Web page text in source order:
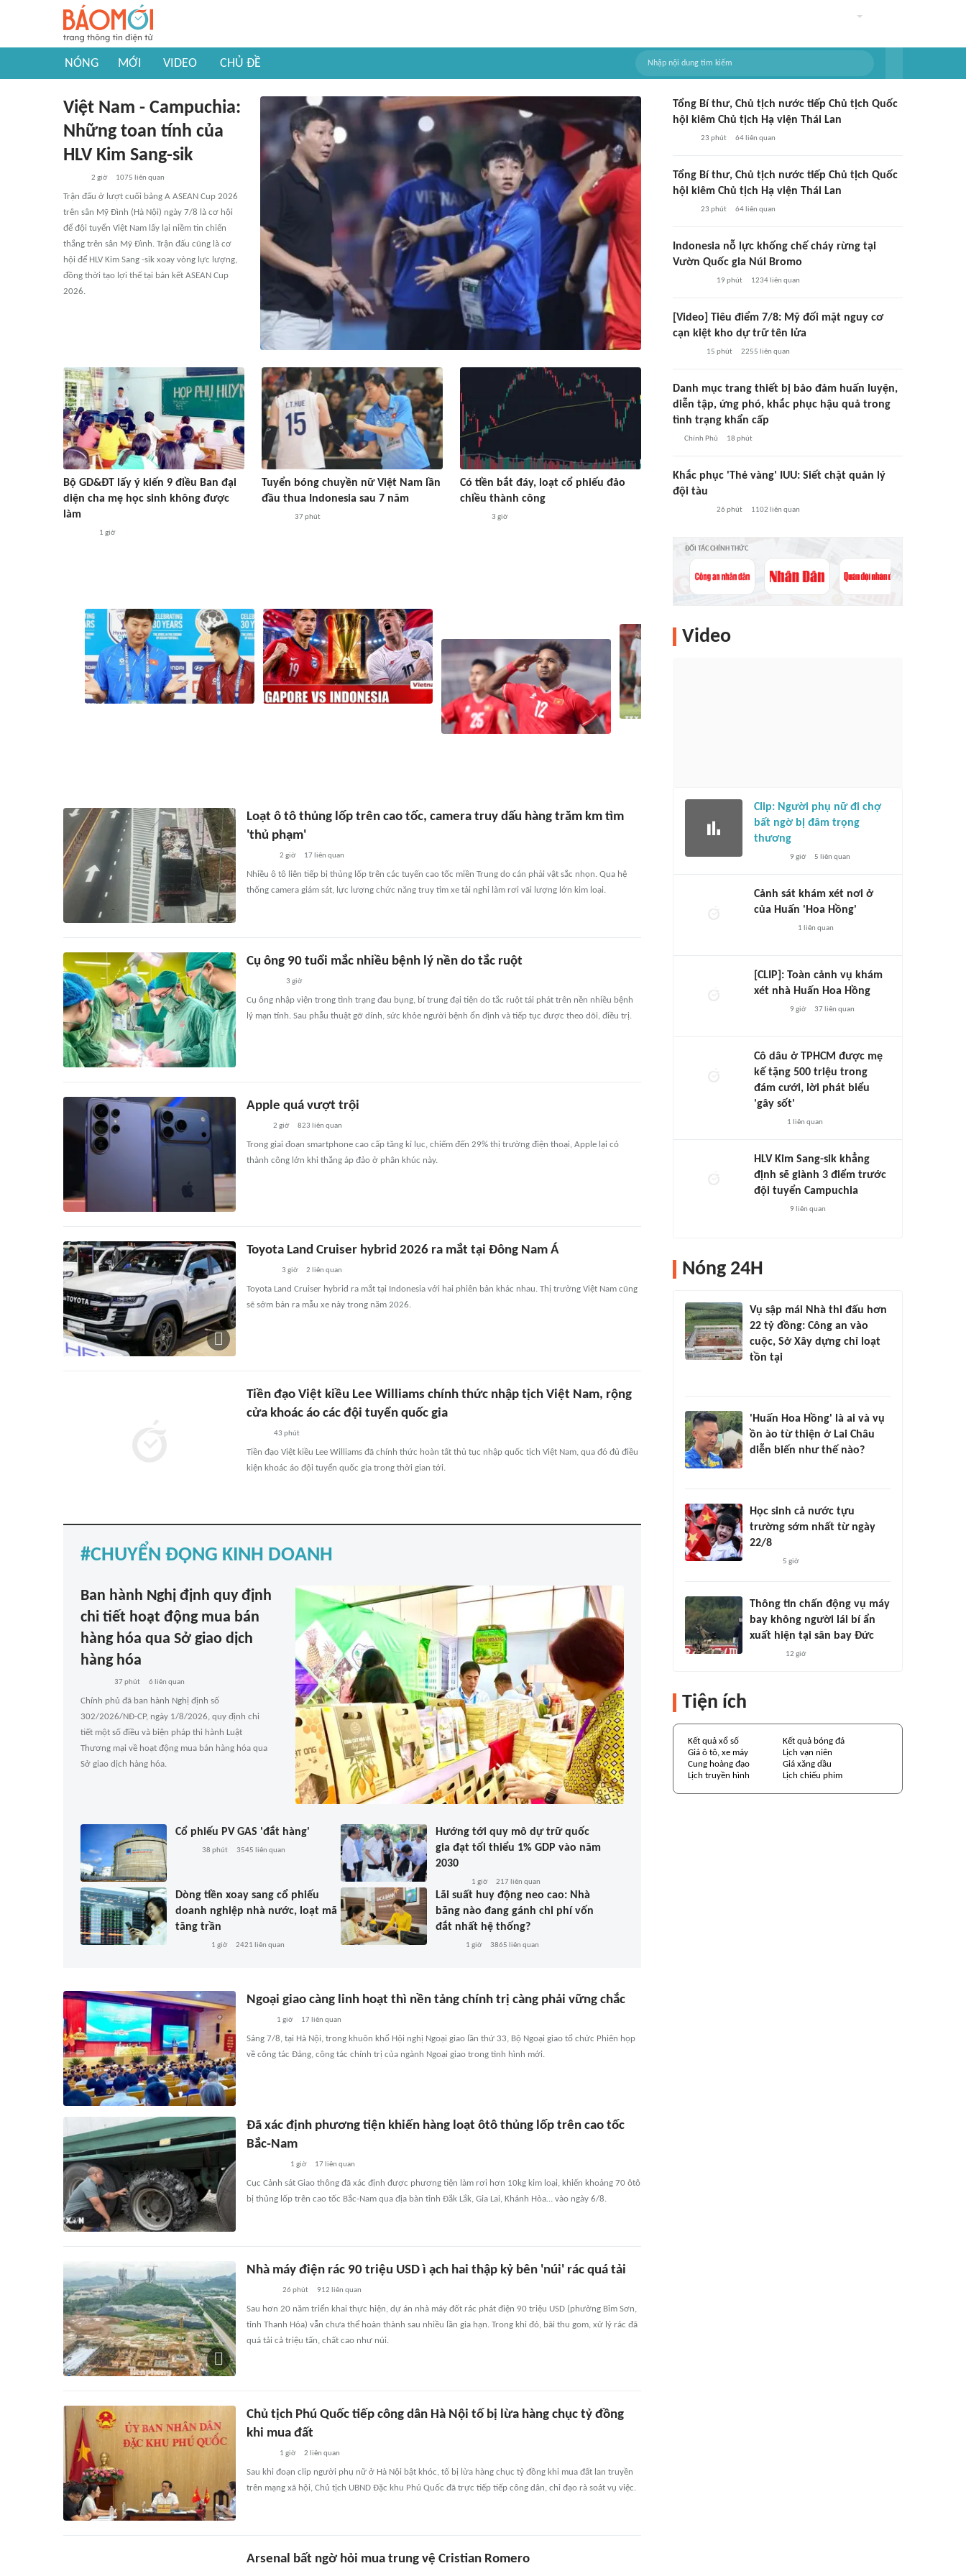
NÓNG MỚI VIDEO CHỦ ĐỀ
Việt Nam - Campuchia:
Những toan tính của
HLV Kim Sang-sik
2 giờ 1075 liên quan
Trận đấu ở lượt cuối bảng A ASEAN Cup 2026
trên sân Mỹ Đình (Hà Nội) ngày 7/8 là cơ hội
để đội tuyển Việt Nam lấy lại niềm tin chiến
thắng trên sân Mỹ Đình. Trận đấu cũng là cơ
hội để HLV Kim Sang -sik xoay vòng lực lượng,
đồng thời tạo lợi thế tại bán kết ASEAN Cup
2026.
Bộ GD&ĐT lấy ý kiến 9 điều Ban đại
diện cha mẹ học sinh không được
làm
1 giờ
Tuyển bóng chuyền nữ Việt Nam lần
đầu thua Indonesia sau 7 năm
37 phút
Có tiền bắt đáy, loạt cổ phiếu đảo
chiều thành công
3 giờ
Loạt ô tô thủng lốp trên cao tốc, camera truy dấu hàng trăm km tìm
'thủ phạm'
2 giờ 17liên quan
Nhiều ô tô liên tiếp bị thủng lốp trên các tuyến cao tốc miền Trung do cán phải vật sắc nhọn. Qua hệ
thống camera giám sát, lực lượng chức năng truy tìm xe tải nghi làm rơi vãi lượng lớn kim loại.
Cụ ông 90 tuổi mắc nhiều bệnh lý nền do tắc ruột
3 giờ
Cụ ông nhập viện trong tình trạng đau bụng, bí trung đại tiện do tắc ruột tái phát trên nền nhiều bệnh
lý mạn tính. Sau phẫu thuật gỡ dính, sức khỏe người bệnh ổn định và tiếp tục được theo dõi, điều trị.
Apple quá vượt trội
2 giờ 823 liên quan
Trong giai đoạn smartphone cao cấp tăng kỉ lục, chiếm đến 29% thị trường điện thoại, Apple lại có
thành công lớn khi thắng áp đảo ở phân khúc này.
Toyota Land Cruiser hybrid 2026 ra mắt tại Đông Nam Á
3 giờ 2 liên quan
Toyota Land Cruiser hybrid ra mắt tại Indonesia với hai phiên bản khác nhau. Thị trường Việt Nam cũng
sẽ sớm bán ra mẫu xe này trong năm 2026.
Tiền đạo Việt kiều Lee Williams chính thức nhập tịch Việt Nam, rộng
cửa khoác áo các đội tuyển quốc gia
43 phút
Tiền đạo Việt kiều Lee Williams đã chính thức hoàn tất thủ tục nhập quốc tịch Việt Nam, qua đó đủ điều
kiện khoác áo đội tuyển quốc gia trong thời gian tới.
CHUYỂN ĐỘNG KINH DOANH
Ban hành Nghị định quy định
chi tiết hoạt động mua bán
hàng hóa qua Sở giao dịch
hàng hóa
37 phút 6 liên quan
Chính phủ đã ban hành Nghị định số
302/2026/NĐ-CP, ngày 1/8/2026, quy định chi
tiết một số điều và biện pháp thi hành Luật
Thương mại về hoạt động mua bán hàng hóa qua
Sở giao dịch hàng hóa.
Cổ phiếu PV GAS 'đắt hàng'
38 phút 3545 liên quan
Hướng tới quy mô dự trữ quốc
gia đạt tối thiểu 1% GDP vào năm
2030
1 giờ 217liên quan
Dòng tiền xoay sang cổ phiếu
doanh nghiệp nhà nước, loạt mã
tăng trần
1 giờ 2421 liên quan
Lãi suất huy động neo cao: Nhà
băng nào đang gánh chi phí vốn
đắt nhất hệ thống?
1 giờ 3865 liên quan
Ngoại giao càng linh hoạt thì nền tảng chính trị càng phải vững chắc
1 giờ 17 liên quan
Sáng 7/8, tại Hà Nội, trong khuôn khổ Hội nghị Ngoại giao lần thứ 33, Bộ Ngoại giao tổ chức Phiên họp
về công tác Đảng, công tác chính trị của ngành Ngoại giao trong tình hình mới.
Đã xác định phương tiện khiến hàng loạt ôtô thủng lốp trên cao tốc
Bắc-Nam
1 giờ 17liên quan
Cục Cảnh sát Giao thông đã xác định được phương tiện làm rơi hơn 10kg kim loại, khiến khoảng 70 ôtô
bị thủng lốp trên cao tốc Bắc-Nam qua địa bàn tỉnh Đắk Lắk, Gia Lai, Khánh Hòa… vào ngày 6/8.
Nhà máy điện rác 90 triệu USD ì ạch hai thập kỷ bên 'núi' rác quá tải
26 phút 912 liên quan
Sau hơn 20 năm triển khai thực hiện, dự án nhà máy đốt rác phát điện 90 triệu USD (phường Bỉm Sơn,
tỉnh Thanh Hóa) vẫn chưa thể hoàn thành sau nhiều lần gia hạn. Trong khi đó, bãi thu gom, xử lý rác đã
quá tải cả triệu tấn, chất cao như núi.
Chủ tịch Phú Quốc tiếp công dân Hà Nội tố bị lừa hàng chục tỷ đồng
khi mua đất
1 giờ 2 liên quan
Sau khi đoạn clip người phụ nữ ở Hà Nội bật khóc, tố bị lừa hàng chục tỷ đồng khi mua đất lan truyền
trên mạng xã hội, Chủ tịch UBND Đặc khu Phú Quốc đã trực tiếp tiếp công dân, chỉ đạo rà soát vụ việc.
Arsenal bất ngờ hỏi mua trung vệ Cristian Romero
Tổng Bí thư, Chủ tịch nước tiếp Chủ tịch Quốc
hội kiêm Chủ tịch Hạ viện Thái Lan
23 phút 64 liên quan
Tổng Bí thư, Chủ tịch nước tiếp Chủ tịch Quốc
hội kiêm Chủ tịch Hạ viện Thái Lan
23 phút 64 liên quan
Indonesia nỗ lực khống chế cháy rừng tại
Vườn Quốc gia Núi Bromo
19 phút 1234liên quan
[Video] Tiêu điểm 7/8: Mỹ đối mặt nguy cơ
cạn kiệt kho dự trữ tên lửa
15 phút 2255 liên quan
Danh mục trang thiết bị bảo đảm huấn luyện,
diễn tập, ứng phó, khắc phục hậu quả trong
tình trạng khẩn cấp
Chính Phủ 18 phút
Khắc phục 'Thẻ vàng' IUU: Siết chặt quản lý
đội tàu
26 phút 1102 liên quan
ĐỐI TÁC CHÍNH THỨC
Video
Clip: Người phụ nữ đi chợ
bất ngờ bị đâm trọng
thương
9 giờ 5 liên quan
Cảnh sát khám xét nơi ở
của Huấn 'Hoa Hồng'
1 liên quan
[CLIP]: Toàn cảnh vụ khám
xét nhà Huấn Hoa Hồng
9 giờ 37liên quan
Cô dâu ở TPHCM được mẹ
kế tặng 500 triệu trong
đám cưới, lời phát biểu
'gây sốt'
1 liên quan
HLV Kim Sang-sik khẳng
định sẽ giành 3 điểm trước
đội tuyển Campuchia
9 liên quan
Nóng 24H
Vụ sập mái Nhà thi đấu hơn
22 tỷ đồng: Công an vào
cuộc, Sở Xây dựng chỉ loạt
tồn tại
'Huấn Hoa Hồng' là ai và vụ
ồn ào từ thiện ở Lai Châu
diễn biến như thế nào?
Học sinh cả nước tựu
trường sớm nhất từ ngày
22/8
5 giờ
Thông tin chấn động vụ máy
bay không người lái bí ẩn
xuất hiện tại sân bay Đức
12 giờ
Tiện ích
Kết quả xổ số
Kết quả bóng đá
Giá ô tô, xe máy
Lịch vạn niên
Cung hoàng đạo
Giá xăng dầu
Lịch truyền hình
Lịch chiếu phim